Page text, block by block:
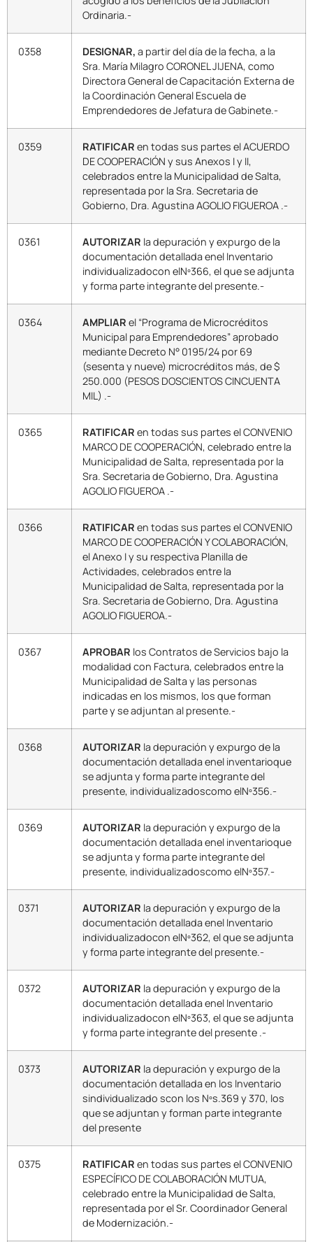
Ordinaria.-
0358 DESIGNAR, a partir del día de la fecha, a la
Sra. María Milagro CORONEL JIJENA, como
Directora General de Capacitación Externa de
la Coordinación General Escuela de
Emprendedores de Jefatura de Gabinete.-
0359 RATIFICAR en todas sus partes el ACUERDO
DE COOPERACIÓN y sus Anexos I y II,
celebrados entre la Municipalidad de Salta,
representada por la Sra. Secretaria de
Gobierno, Dra. Agustina AGOLIO FIGUEROA .-
0361 AUTORIZAR la depuración y expurgo de la
documentación detallada enel Inventario
individualizadocon elNº366, el que se adjunta
y forma parte integrante del presente.-
0364 AMPLIAR el “Programa de Microcréditos
Municipal para Emprendedores” aprobado
mediante Decreto N° 0195/24 por 69
(sesenta y nueve) microcréditos más, de $
250.000 (PESOS DOSCIENTOS CINCUENTA
MIL) .-
0365 RATIFICAR en todas sus partes el CONVENIO
MARCO DE COOPERACIÓN, celebrado entre la
Municipalidad de Salta, representada por la
Sra. Secretaria de Gobierno, Dra. Agustina
AGOLIO FIGUEROA .-
0366 RATIFICAR en todas sus partes el CONVENIO
MARCO DE COOPERACIÓN Y COLABORACIÓN,
el Anexo I y su respectiva Planilla de
Actividades, celebrados entre la
Municipalidad de Salta, representada por la
Sra. Secretaria de Gobierno, Dra. Agustina
AGOLIO FIGUEROA.-
0367 APROBAR los Contratos de Servicios bajo la
modalidad con Factura, celebrados entre la
Municipalidad de Salta y las personas
indicadas en los mismos, los que forman
parte y se adjuntan al presente.-
0368 AUTORIZAR la depuración y expurgo de la
documentación detallada enel inventarioque
se adjunta y forma parte integrante del
presente, individualizadoscomo elNº356.-
0369 AUTORIZAR la depuración y expurgo de la
documentación detallada enel inventarioque
se adjunta y forma parte integrante del
presente, individualizadoscomo elNº357.-
0371 AUTORIZAR la depuración y expurgo de la
documentación detallada enel Inventario
individualizadocon elNº362, el que se adjunta
y forma parte integrante del presente.-
0372 AUTORIZAR la depuración y expurgo de la
documentación detallada enel Inventario
individualizadocon elNº363, el que se adjunta
y forma parte integrante del presente .-
0373 AUTORIZAR la depuración y expurgo de la
documentación detallada en los Inventario
sindividualizado scon los Nºs.369 y 370, los
que se adjuntan y forman parte integrante
del presente
0375 RATIFICAR en todas sus partes el CONVENIO
ESPECÍFICO DE COLABORACIÓN MUTUA,
celebrado entre la Municipalidad de Salta,
representada por el Sr. Coordinador General
de Modernización.-